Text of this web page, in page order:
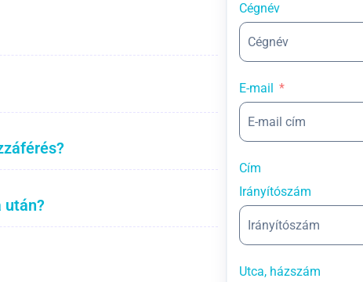
után?
Cégnév
E-mail
Cím
Irányítószám
Utca, házszám